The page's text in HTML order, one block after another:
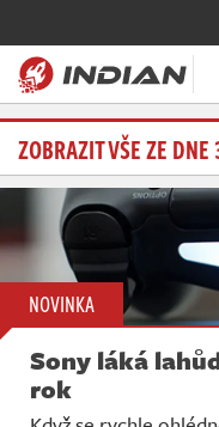
Magazín
Recenze
Videa
Soutěže
Databáze
ZOBRAZIT VŠE ZE
NOVINKA
Sony láká
rok